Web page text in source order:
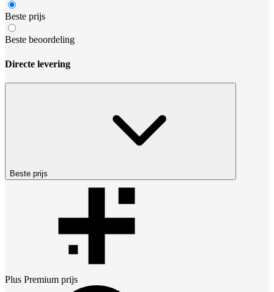
Beste prijs
Beste beoordeling
Directe levering
Beste prijs
Plus Premium prijs